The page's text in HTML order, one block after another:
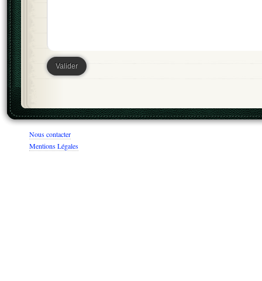
Nous contacter
Mentions Légales